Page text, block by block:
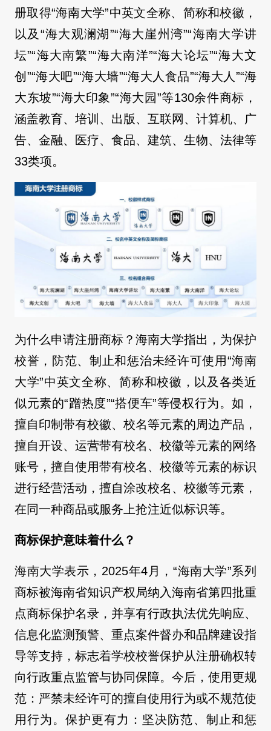
册取得“海南大学”中英文全称、简称和校徽，
以及“海大观澜湖”“海大崖州湾”“海南大学讲
坛”“海大南繁”“海大南洋”“海大论坛”“海大文
创”“海大吧”“海大墙”“海大人食品”“海大人”“海
大东坡”“海大印象”“海大园”等130余件商标，
涵盖教育、培训、出版、互联网、计算机、广
告、金融、医疗、食品、建筑、生物、法律等
33类项。
为什么申请注册商标？海南大学指出，为保护
校誉，防范、制止和惩治未经许可使用“海南
大学”中英文全称、简称和校徽，以及各类近
似元素的“蹭热度”“搭便车”等侵权行为。如，
擅自印制带有校徽、校名等元素的周边产品，
擅自开设、运营带有校名、校徽等元素的网络
账号，擅自使用带有校名、校徽等元素的标识
进行经营活动，擅自涂改校名、校徽等元素，
在同一种商品或服务上抢注近似标识等。
商标保护意味着什么？
海南大学表示，2025年4月，“海南大学”系列
商标被海南省知识产权局纳入海南省第四批重
点商标保护名录，并享有行政执法优先响应、
信息化监测预警、重点案件督办和品牌建设指
导等支持，标志着学校校誉保护从注册确权转
向行政重点监管与协同保障。今后，使用更规
范：严禁未经许可的擅自使用行为或不规范使
用行为。保护更有力：坚决防范、制止和惩